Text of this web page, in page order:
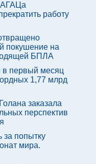
работу
покушение на
БПЛА
в первый месяц
1,77 млрд
заказала
перспектив
попытку
мира.